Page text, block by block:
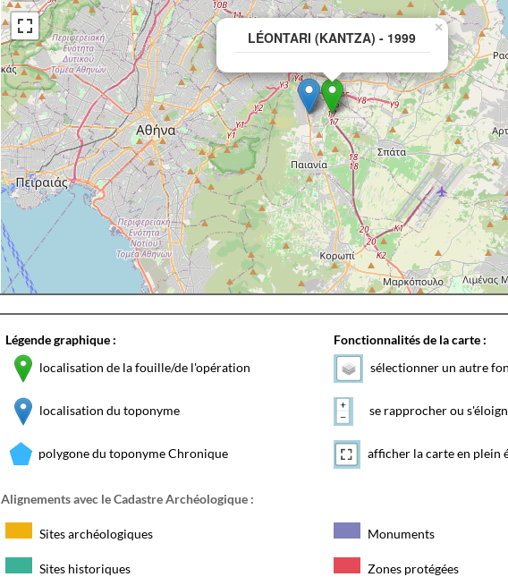
LÉONTARI (KANTZA) - 1999
×
Légende graphique :
localisation de la fouille/de l'opération
localisation du toponyme
polygone du toponyme Chronique
Fonctionnalités de la carte :
sélectionner un autre
se rapprocher ou
afficher la carte en plein
Alignements avec le Cadastre Archéologique :
Sites archéologiques Monuments
Sites historiques Zones protégées